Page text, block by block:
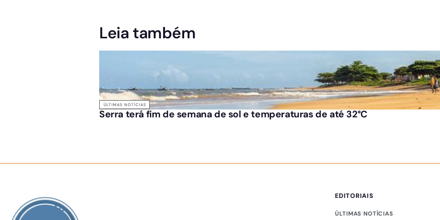
Leia também
ÚLTIMAS NOTÍCIAS
Serra terá fim de semana de sol e temperaturas de até 32°C
EDITORIAIS
ÚLTIMAS NOTÍCIAS